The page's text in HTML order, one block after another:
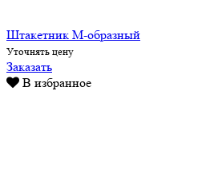
Штакетник М-образный
Уточнять цену
Заказать
В избранное